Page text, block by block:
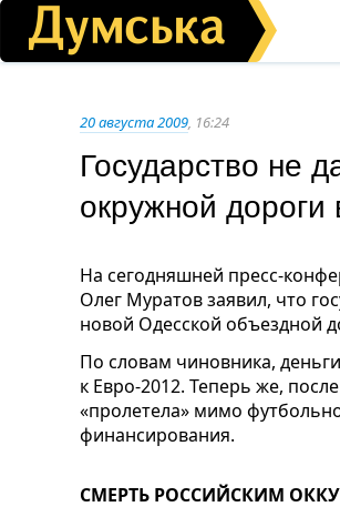
20 августа 2009, 16:24
Государство не
окружной
На сегодняшней пресс-
Олег Муратов заявил, что
новой Одесской объездной
По словам чиновника,
к Евро-2012. Теперь же,
«пролетела» мимо
финансирования.
СМЕРТЬ РОССИЙСКИМ